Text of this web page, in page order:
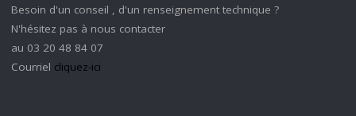
Besoin d'un conseil , d'un renseignement technique ?
N'hésitez pas à nous contacter
au 03 20 48 84 07
Courriel cliquez-ici